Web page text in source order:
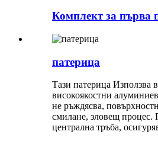
Комплект за първа
патерица
Тази патерица Използва
високоякостни
не ръждясва,
смилане, зловещ процес.
централна тръба,